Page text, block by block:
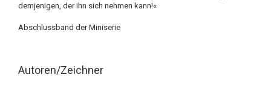
demjenigen, der ihn sich nehmen kann!«
Abschlussband der Miniserie
Autoren/Zeichner